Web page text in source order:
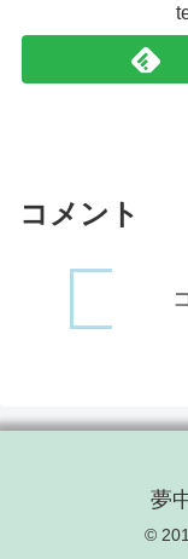
コメント
夢
©